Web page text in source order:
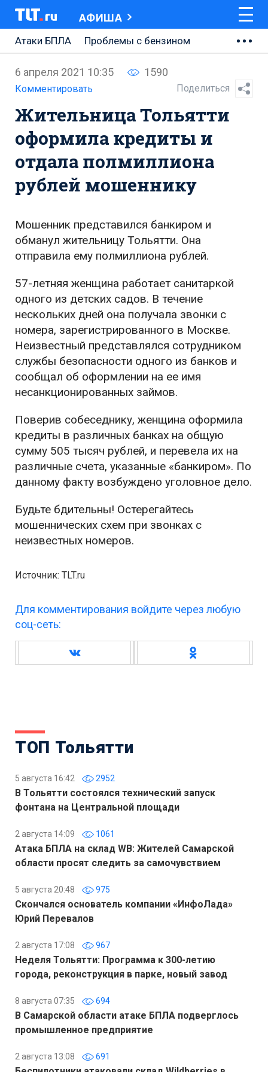
АФИША
Атаки БПЛА
Проблемы с бензином
Ремонт Центральной площади
Ремонт Обводного шоссе
Набережная Тольятти
Неделя Тольятти
6 апреля 2021 10:35 1590
Комментировать Поделиться
Жительница Тольятти
оформила кредиты и
отдала полмиллиона
рублей мошеннику
Мошенник представился банкиром и
обманул жительницу Тольятти. Она
отправила ему полмиллиона рублей.
57-летняя женщина работает санитаркой
одного из детских садов. В течение
нескольких дней она получала звонки с
номера, зарегистрированного в Москве.
Неизвестный представлялся сотрудником
службы безопасности одного из банков и
сообщал об оформлении на ее имя
несанкционированных займов.
Поверив собеседнику, женщина оформила
кредиты в различных банках на общую
сумму 505 тысяч рублей, и перевела их на
различные счета, указанные «банкиром». По
данному факту возбуждено уголовное дело.
Будьте бдительны! Остерегайтесь
мошеннических схем при звонках с
неизвестных номеров.
Источник: TLT.ru
Для комментирования войдите через любую
соц-сеть:
ТОП Тольятти
5 августа 16:42 2952
В Тольятти состоялся технический запуск
фонтана на Центральной площади
2 августа 14:09 1061
Атака БПЛА на склад WB: Жителей Самарской
области просят следить за самочувствием
5 августа 20:48 975
Скончался основатель компании «ИнфоЛада»
Юрий Перевалов
2 августа 17:08 967
Неделя Тольятти: Программа к 300-летию
города, реконструкция в парке, новый завод
8 августа 07:35 694
В Самарской области атаке БПЛА подверглось
промышленное предприятие
2 августа 13:08 691